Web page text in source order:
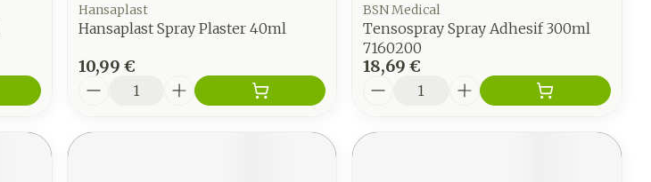
Hansaplast
Hansaplast Spray Plaster 40ml
10,99 €
Quantité
BSN Medical
Tensospray Spray Adhesif 300ml
7160200
18,69 €
Quantité